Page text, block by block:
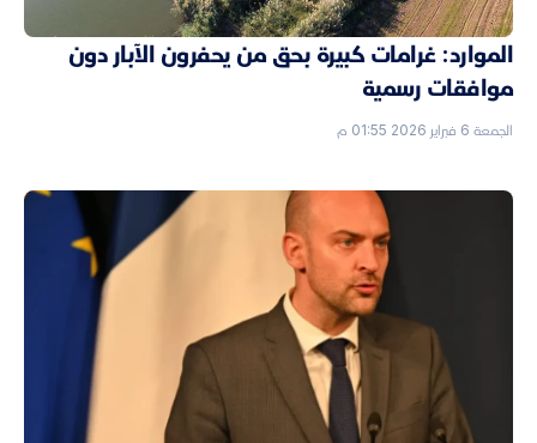
الموارد: غرامات كبيرة بحق من يحفرون الآبار دون
موافقات رسمية
الجمعة 6 فبراير 2026 01:55 م